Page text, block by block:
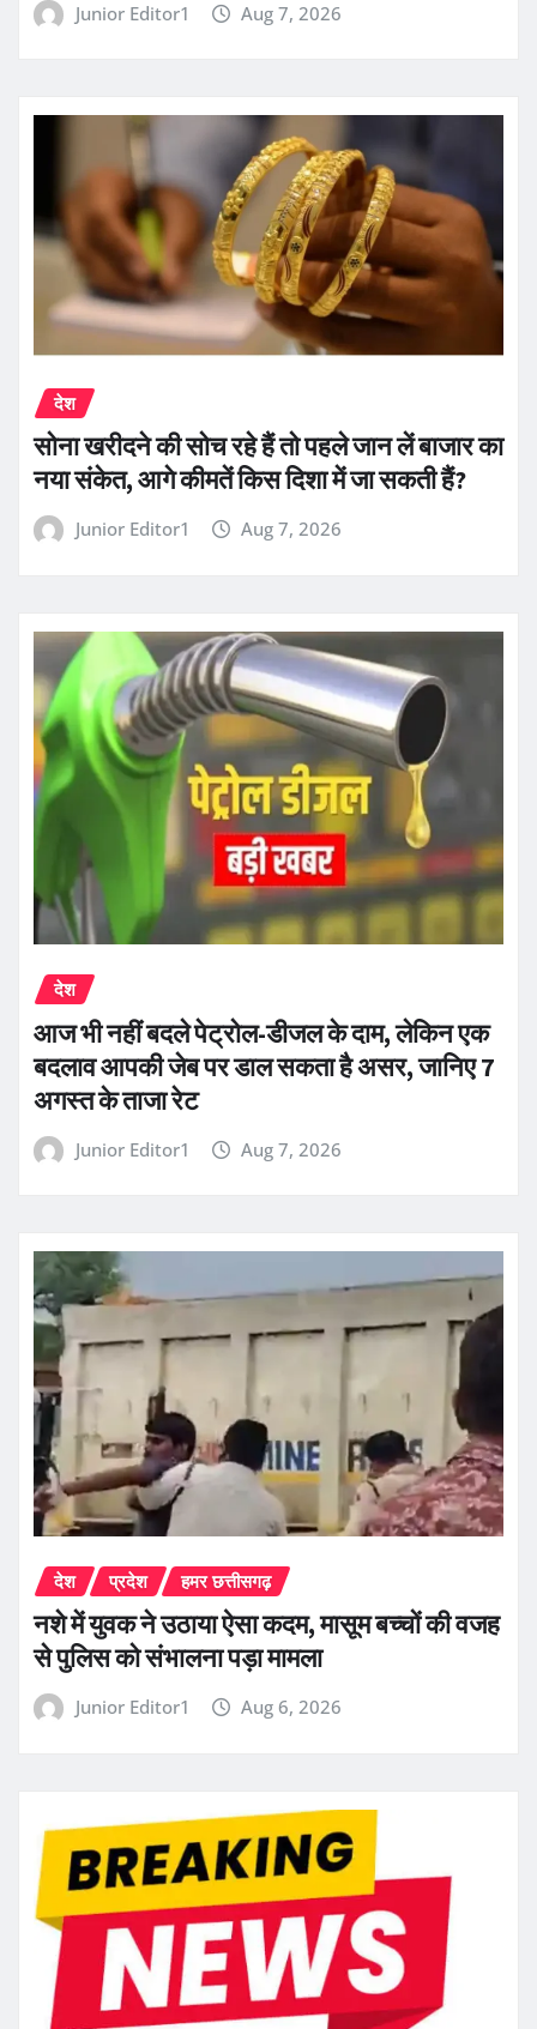
Junior Editor1 Aug 7, 2026
देश
सोना खरीदने की सोच रहे हैं तो पहले जान लें बाजार का
नया संकेत, आगे कीमतें किस दिशा में जा सकती हैं?
Junior Editor1 Aug 7, 2026
देश
आज भी नहीं बदले पेट्रोल-डीजल के दाम, लेकिन एक
बदलाव आपकी जेब पर डाल सकता है असर, जानिए 7
अगस्त के ताजा रेट
Junior Editor1 Aug 7, 2026
देश प्रदेश हमर छत्तीसगढ़
नशे में युवक ने उठाया ऐसा कदम, मासूम बच्चों की वजह
से पुलिस को संभालना पड़ा मामला
Junior Editor1 Aug 6, 2026